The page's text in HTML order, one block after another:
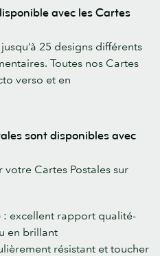
avec les Cartes
25 designs différents
Toutes nos Cartes
verso et en
sont disponibles avec
Cartes Postales sur
: excellent rapport qualité-
en brillant
résistant et toucher